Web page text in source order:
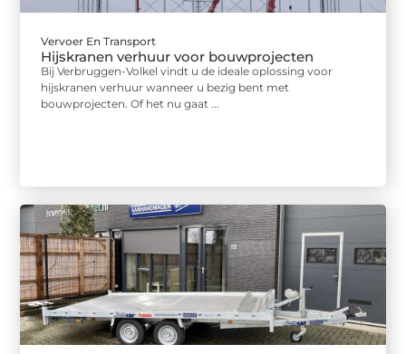
Vervoer En Transport
Hijskranen verhuur voor bouwprojecten
Bij Verbruggen-Volkel vindt u de ideale oplossing voor
hijskranen verhuur wanneer u bezig bent met
bouwprojecten. Of het nu gaat ...